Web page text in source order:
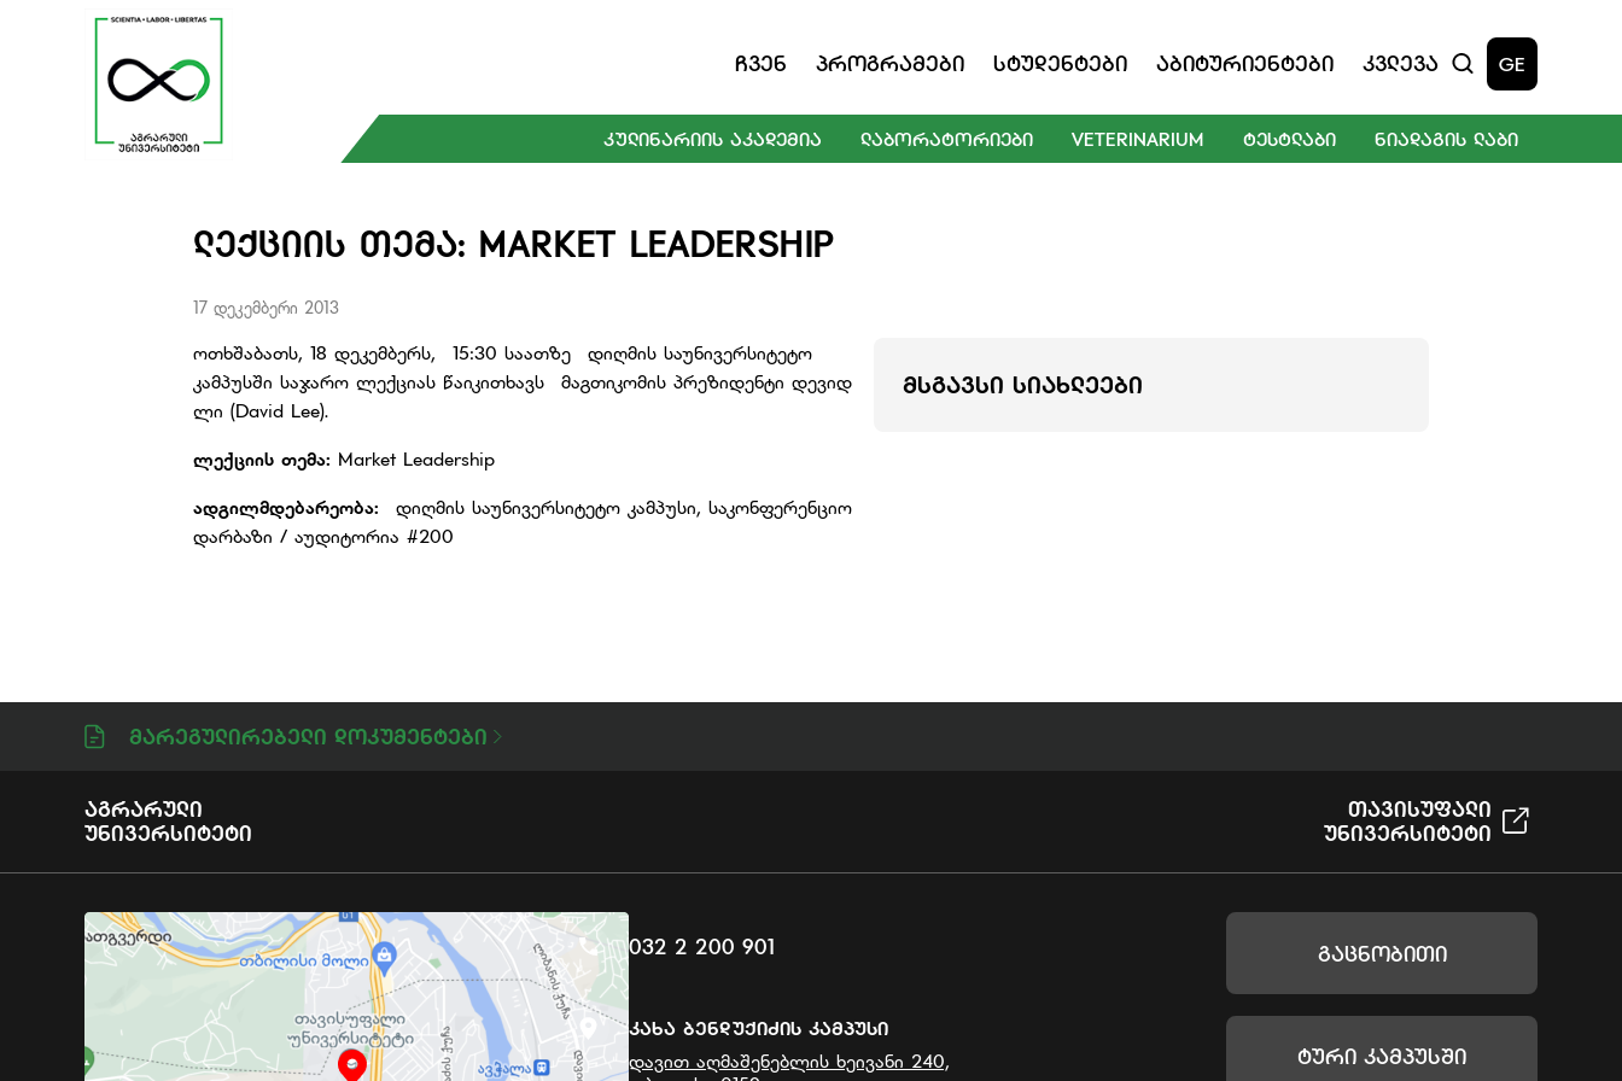
Ჩვენ Პროგრამები Სტუდენტები Აბიტურიენტები Კვლევა GE
ᲙᲣᲚᲘᲜᲐᲠᲘᲘᲡ ᲐᲙᲐᲓᲔᲛᲘᲐ ᲚᲐᲑᲝᲠᲐᲢᲝᲠᲘᲔᲑᲘ VETERINARIUM ᲢᲔᲡᲢᲚᲐᲑᲘ ᲜᲘᲐᲓᲐᲒᲘᲡ ᲚᲐᲑᲘ
ᲚᲔᲥᲪᲘᲘᲡ ᲗᲔᲛᲐ: MARKET LEADERSHIP
17 დეკემბერი 2013
ოთხშაბათს, 18 დეკემბერს, 15:30 საათზე დიღმის საუნივერსიტეტო
კამპუსში საჯარო ლექციას წაიკითხავს მაგთიკომის პრეზიდენტი დევიდ
ლი (David Lee).
ლექციის თემა: Market Leadership
ადგილმდებარეობა: დიღმის საუნივერსიტეტო კამპუსი, საკონფერენციო
დარბაზი / აუდიტორია #200
ᲛᲡᲒᲐᲕᲡᲘ ᲡᲘᲐᲮᲚᲔᲔᲑᲘ
Მარეგულირებელი Დოკუმენტები
Აგრარული
Უნივერსიტეტი
Თავისუფალი
Უნივერსიტეტი
032 2 200 901
Კახა Ბენდუქიძის Კამპუსი
დავით აღმაშენებლის ხეივანი 240,
Გაცნობითი
Ტური Კამპუსში